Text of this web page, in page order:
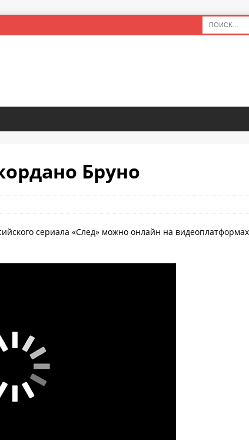
Бруно
сериала «След» можно онлайн на